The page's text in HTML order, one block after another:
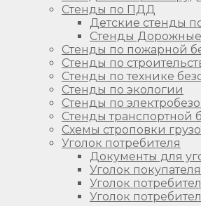
Стенды по ПДД
Детские стенды
Стенды Дорожные
Стенды по пожарной
Стенды по
Стенды по технике
Стенды по экологии
Стенды по
Стенды транспортной
Схемы строповки
Уголок потребителя
Документы для
Уголок
Уголок
Уголок